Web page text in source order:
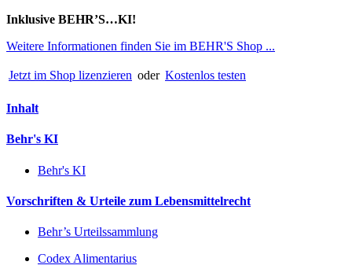
Inklusive BEHR’S…KI!
Weitere Informationen finden Sie im BEHR'S Shop ...
Jetzt im Shop lizenzieren oder Kostenlos testen
Inhalt
Behr's KI
Behr's KI
Vorschriften & Urteile zum Lebensmittelrecht
Behr’s Urteilssammlung
Codex Alimentarius